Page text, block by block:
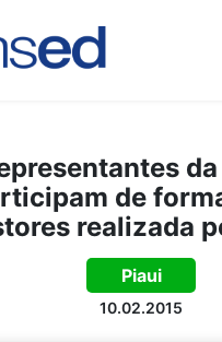
de
realizada
Piaui
10.02.2015